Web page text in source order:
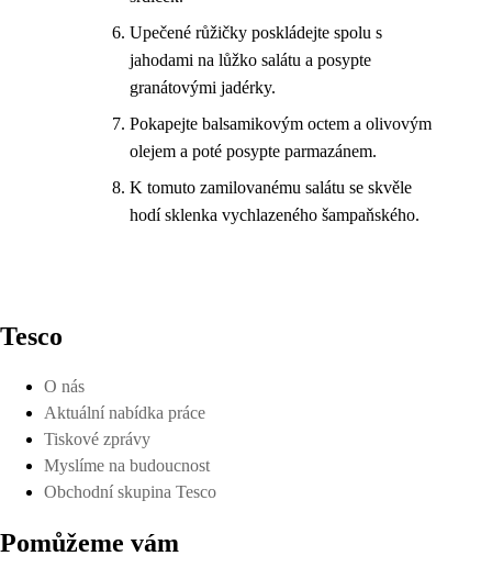
Upečené růžičky poskládejte spolu s
jahodami na lůžko salátu a posypte
granátovými jadérky.
Pokapejte balsamikovým octem a olivovým
olejem a poté posypte parmazánem.
K tomuto zamilovanému salátu se skvěle
hodí sklenka vychlazeného šampaňského.
Tesco
O nás
Aktuální nabídka práce
Tiskové zprávy
Myslíme na budoucnost
Obchodní skupina Tesco
Pomůžeme vám